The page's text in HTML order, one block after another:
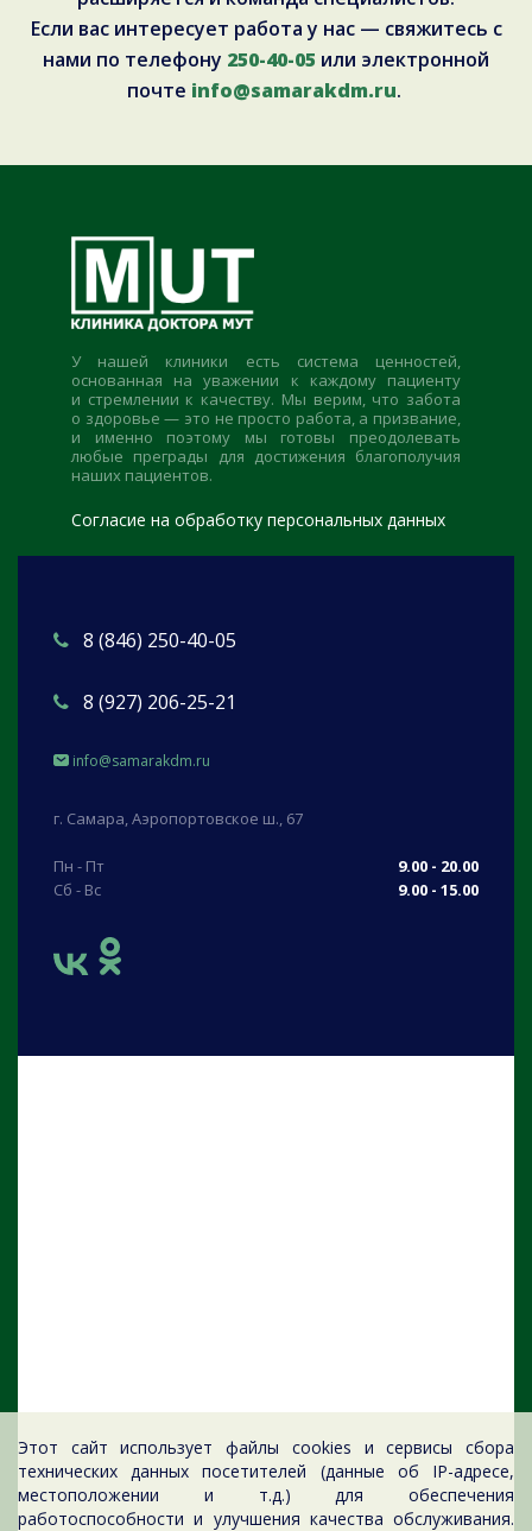
Если вас интересует работа у нас — свяжитесь с
нами по телефону 250-40-05 или электронной
почте info@samarakdm.ru.
Этот сайт использует файлы cookies и сервисы сбора
технических данных посетителей (данные об IP-адресе,
местоположении и т.д.) для обеспечения
работоспособности и улучшения качества обслуживания.
У нашей клиники есть система ценностей,
основанная на уважении к каждому пациенту
и стремлении к качеству. Мы верим, что забота
о здоровье — это не просто работа, а призвание,
и именно поэтому мы готовы преодолевать
любые преграды для достижения благополучия
наших пациентов.
Согласие на обработку персональных данных
8 (846) 250-40-05
8 (927) 206-25-21
info@samarakdm.ru
г. Самара, Аэропортовское ш., 67
Пн - Пт
9.00 - 20.00
Сб - Вс
9.00 - 15.00